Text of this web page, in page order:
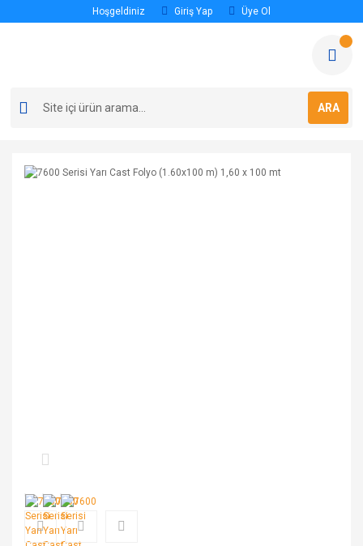
Hoşgeldiniz Giriş Yap Üye Ol
ARA